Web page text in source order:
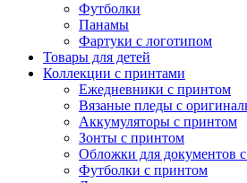
Футболки
Панамы
Фартуки с логотипом
Товары для детей
Коллекции с принтами
Ежедневники с принтом
Вязаные пледы с
Аккумуляторы с принтом
Зонты с принтом
Обложки для документов
Футболки с принтом